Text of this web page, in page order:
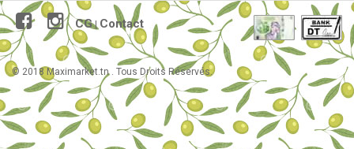
CG| Contact
© 2018 Maximarket.tn . Tous Droits Réservés.